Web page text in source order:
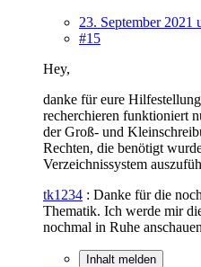
23. September 2021
#15
Hey,
danke für eure Hilfestellung
recherchieren funktioniert
der Groß- und
Rechten, die benötigt
Verzeichnissystem
tk1234 : Danke für die
Thematik. Ich werde mir
nochmal in Ruhe
Inhalt melden